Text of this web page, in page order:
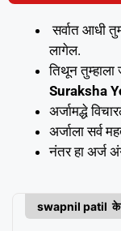
सर्वात आधी
लागेल.
तिथून तुम्हाला
Suraksha
अर्जामद्धे
अर्जाला सर्व
नंतर हा अर्ज
swapnil patil के